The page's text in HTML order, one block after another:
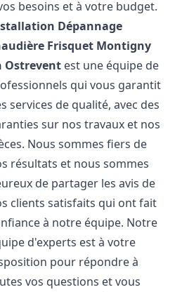
besoins et à votre budget.
Dépannage
Frisquet Montigny
Ostrevent est une équipe de
qui vous garantit
services de qualité, avec des
sur nos travaux et nos
Nous sommes fiers de
résultats et nous sommes
de partager les avis de
clients satisfaits qui ont fait
à notre équipe. Notre
d'experts est à votre
pour répondre à
vos questions et vous